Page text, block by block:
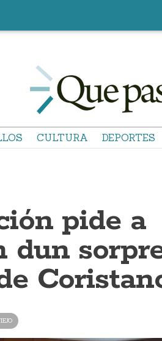
CULTURA DEPORTES
pide a
dun